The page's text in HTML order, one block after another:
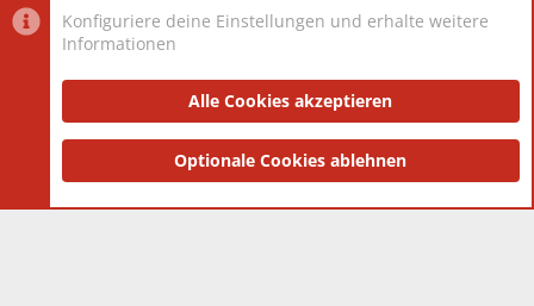
Datenschutzerklärung Impressum
Community platform by XenForo® © 2010-2025 XenForo Ltd.
and add-ons by ThemeHouse
Konfiguriere deine Einstellungen und erhalte weitere
Informationen
Alle Cookies akzeptieren
Optionale Cookies ablehnen